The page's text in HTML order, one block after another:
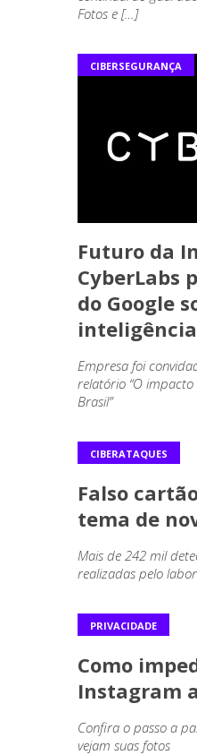
Fotos e […]
CIBERSEGURANÇA
Futuro da
CyberLabs
do Google
Empresa foi
relatório “O
Brasil”
CIBERATAQUES
Falso
tema de
Mais de 242 mil
realizadas pelo
PRIVACIDADE
Como
Instagram
Confira o passo a
vejam suas fotos